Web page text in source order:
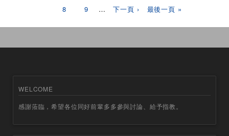
8 9 … 下一頁 › 最後一頁 »
WELCOME
感謝蒞臨，希望各位同好前輩多多參與討論、給予指教。